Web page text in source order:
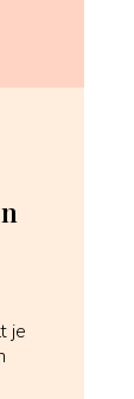
je